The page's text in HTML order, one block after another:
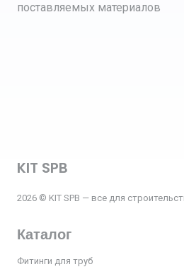
поставляемых материалов
KIT SPB
2026 © KIT SPB — все для
Каталог
Фитинги для труб